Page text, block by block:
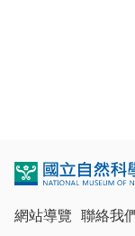
網站導覽 聯絡我